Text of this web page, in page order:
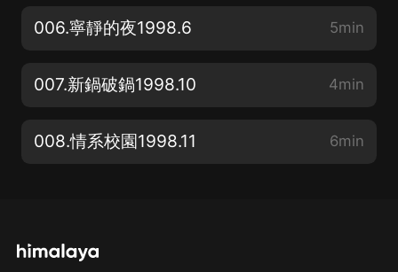
006.寧靜的夜1998.6 5min
007.新鍋破鍋1998.10 4min
008.情系校園1998.11 6min